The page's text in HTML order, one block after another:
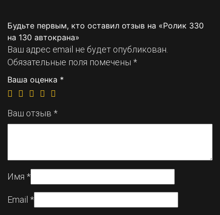
Будьте первым, кто оставил отзыв на «Ролик 330
на 130 автокрана»
Ваш адрес email не будет опубликован.
Обязательные поля помечены *
Ваша оценка *
Ваш отзыв *
Имя *
Email *